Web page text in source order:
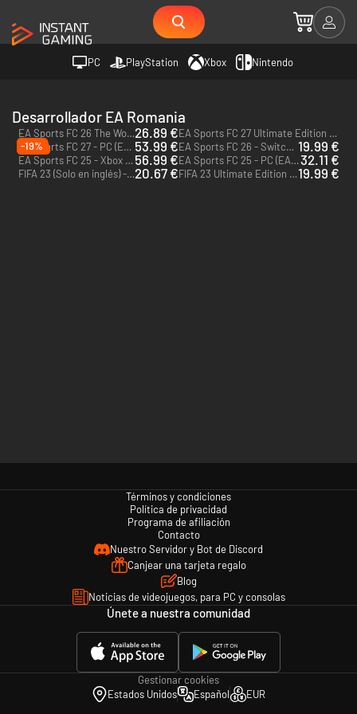
PC PlayStation Xbox Nintendo
Desarrollador EA Romania
EA Sports FC 26 The World's Game Edition - PC (EA App)26.89 €
EA Sports FC 27 Ultimate Edition + Acceso avanzado - PC (EA App) + Acceso avanzado
EA Sports FC 27 - PC (EA App) 53.99 € EA Sports FC 26 - Switch 2 - US 19.99 €
-19%
EA Sports FC 25 - Xbox One 56.99 € EA Sports FC 25 - PC (EA App)32.11 €
FIFA 23 (Solo en inglés) - PC (EA App)20.67 € FIFA 23 Ultimate Edition (Solo en inglés) - PC (EA App)19.99 €
Términos y condiciones
Política de privacidad
Programa de afiliación
Contacto
Nuestro Servidor y Bot de Discord
Canjear una tarjeta regalo
Blog
Noticias de videojuegos, para PC y consolas
Únete a nuestra comunidad
Gestionar cookies
Estados Unidos
Español EUR